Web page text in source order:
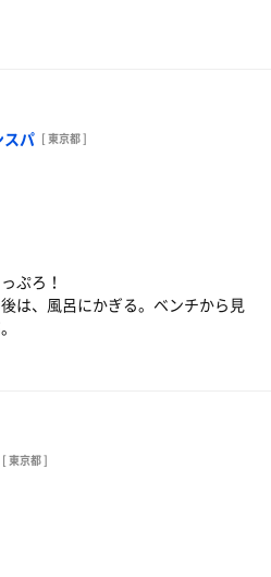
スパ [ 東京都 ]
ぷろ！
は、風呂にかぎる。ベンチから見
[ 東京都 ]